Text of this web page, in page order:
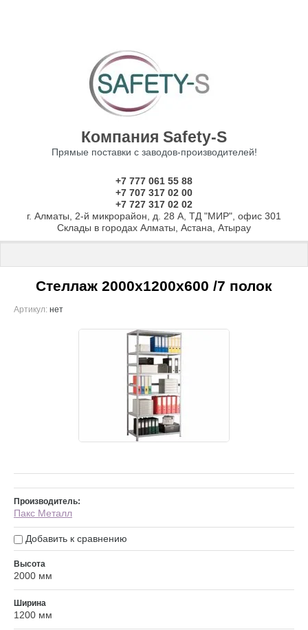
Компания Safety-S
Прямые поставки с заводов-производителей!
+7 777 061 55 88
+7 707 317 02 00
+7 727 317 02 02
г. Алматы, 2-й микрорайон, д. 28 А, ТД "МИР", офис 301
Склады в городах Алматы, Астана, Атырау
Стеллажи с нагрузкой до 150 кг на полку
Стеллаж 2000х1200х600 /7 полок
Артикул: нет
Производитель:
Пакс Металл
Добавить к сравнению
Высота
2000 мм
Ширина
1200 мм